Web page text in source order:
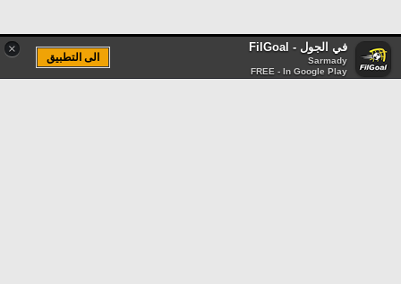
× في الجول - FilGoal
Sarmady
FREE - In Google Play
الى التطبيق